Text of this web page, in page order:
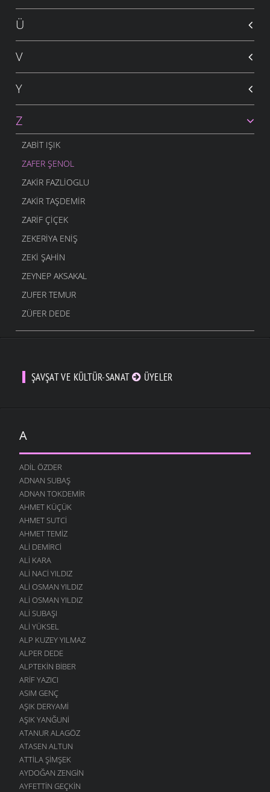
Ü
V
Y
Z
ZABIT IŞIK
ZAFER ŞENOL
ZAKIR FAZLIOGLU
ZAKIR TAŞDEMIR
ZARIF ÇIÇEK
ZEKERIYA ENIŞ
ZEKI ŞAHIN
ZEYNEP AKSAKAL
ZUFER TEMUR
ZÜFER DEDE
ŞAVŞAT VE KÜLTÜR-SANAT ÜYELER
A
ADIL ÖZDER
ADNAN SUBAŞ
ADNAN TOKDEMIR
AHMET KÜÇÜK
AHMET SUTCI
AHMET TEMIZ
ALI DEMIRCI
ALI KARA
ALI NACI YILDIZ
ALI OSMAN YILDIZ
ALI OSMAN YILDIZ
ALI SUBAŞI
ALI YÜKSEL
ALP KUZEY YILMAZ
ALPER DEDE
ALPTEKIN BIBER
ARIF YAZICI
ASIM GENÇ
AŞIK DERYAMI
AŞIK YANĞUNI
ATANUR ALAGÖZ
ATASEN ALTUN
ATTILA ŞIMŞEK
AYDOĞAN ZENGIN
AYFETTIN GEÇKIN